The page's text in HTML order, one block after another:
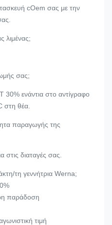
cOem σας με την
λιμένας;
σας;
30% ενάντια στο αντίγραφο
στη θέα.
παραγωγής της
στις διαταγές σας.
τη γεννήτρια Werna;
παράδοση
τιμή